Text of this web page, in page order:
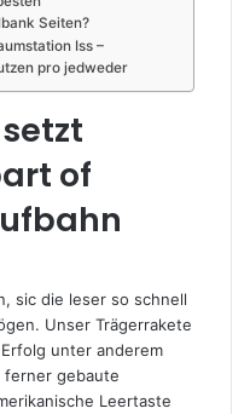
Seiten?
Iss –
pro jedweder
of
sic die leser so schnell
Unser Trägerrakete
unter anderem
gebaute
Leertaste